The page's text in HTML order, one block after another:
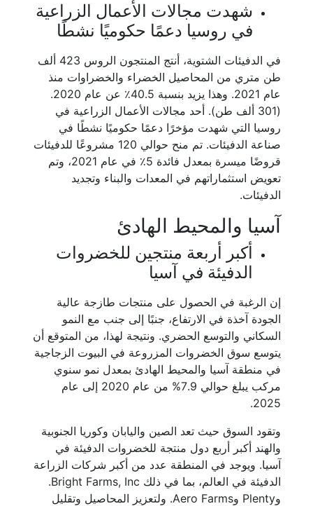
شهدت مجالات الأعمال الزراعية
في روسيا دعمًا حكوميًا نشطًا
في الدفيئات الشتوية، أنتج المنتجون الروس 423 ألف
طن متري من المحاصيل الخضراء والخضراوات منذ
عام 2021. وهذا يزيد بنسبة 40.5٪ عن عام 2020.
(301 ألف طن). أحد مجالات الأعمال الزراعية في
روسيا التي شهدت مؤخرًا دعمًا حكوميًا نشطًا في
صناعة الدفيئات. تم منح حوالي 120 مشروعًا للدفيئات
قروضًا ميسرة بمعدل فائدة 5٪ في عام 2021، وتم
تعويض استثماراتهم في المعدات والبناء وتجديد
الدفيئات.
آسيا والمحيط الهادئ
أكبر أربعة منتجين للخضروات
الدفيئة في آسيا
إن الرغبة في الحصول على منتجات طازجة عالية
الجودة آخذة في الارتفاع، جنبًا إلى جنب مع النمو
السكاني والتوسع الحضري. ونتيجة لهذا، من المتوقع أن
يتوسع سوق الخضروات المزروعة في البيوت الزجاجية
في منطقة آسيا والمحيط الهادئ بمعدل نمو سنوي
مركب يبلغ حوالي 7.9% من عام 2020 إلى عام
2025.
وتقود السوق حيث تعد الصين واليابان وكوريا الجنوبية
والهند أكبر أربع دول منتجة للخضروات الدفيئة في
آسيا. ويوجد في المنطقة عدد من أكبر شركات الزراعة
الدفيئة في العالم، بما في ذلك Bright Farms, Inc.
وPlenty وAero Farms. ولتعزيز المحاصيل وتقليل